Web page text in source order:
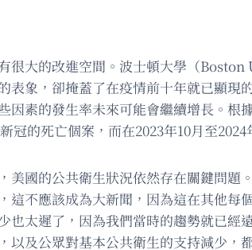
很大的改進空間。波士頓大學（
表象，卻掩蓋了在疫情前十年就已顯
因素的發生率未來可能會繼續增長。
冠的死亡個案，而在2023年10月至
美國的公共衛生狀況依然存在關鍵問
這不應該成為大新聞，因為這在其他
也太遲了，因為我們當時的趨勢就已
以及公眾對基本公共衛生的支持減少，